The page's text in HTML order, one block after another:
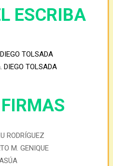
ESCRIBA
TOLSADA
TOLSADA
RODRÍGUEZ
M. GENIQUE